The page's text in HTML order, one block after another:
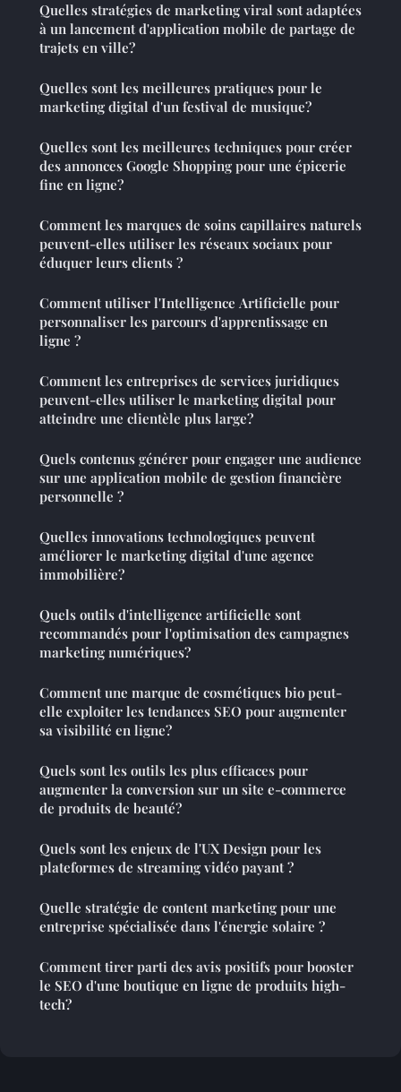
Quelles stratégies de marketing viral sont adaptées
à un lancement d'application mobile de partage de
trajets en ville?
Quelles sont les meilleures pratiques pour le
marketing digital d'un festival de musique?
Quelles sont les meilleures techniques pour créer
des annonces Google Shopping pour une épicerie
fine en ligne?
Comment les marques de soins capillaires naturels
peuvent-elles utiliser les réseaux sociaux pour
éduquer leurs clients ?
Comment utiliser l'Intelligence Artificielle pour
personnaliser les parcours d'apprentissage en
ligne ?
Comment les entreprises de services juridiques
peuvent-elles utiliser le marketing digital pour
atteindre une clientèle plus large?
Quels contenus générer pour engager une audience
sur une application mobile de gestion financière
personnelle ?
Quelles innovations technologiques peuvent
améliorer le marketing digital d'une agence
immobilière?
Quels outils d'intelligence artificielle sont
recommandés pour l'optimisation des campagnes
marketing numériques?
Comment une marque de cosmétiques bio peut-
elle exploiter les tendances SEO pour augmenter
sa visibilité en ligne?
Quels sont les outils les plus efficaces pour
augmenter la conversion sur un site e-commerce
de produits de beauté?
Quels sont les enjeux de l'UX Design pour les
plateformes de streaming vidéo payant ?
Quelle stratégie de content marketing pour une
entreprise spécialisée dans l'énergie solaire ?
Comment tirer parti des avis positifs pour booster
le SEO d'une boutique en ligne de produits high-
tech?